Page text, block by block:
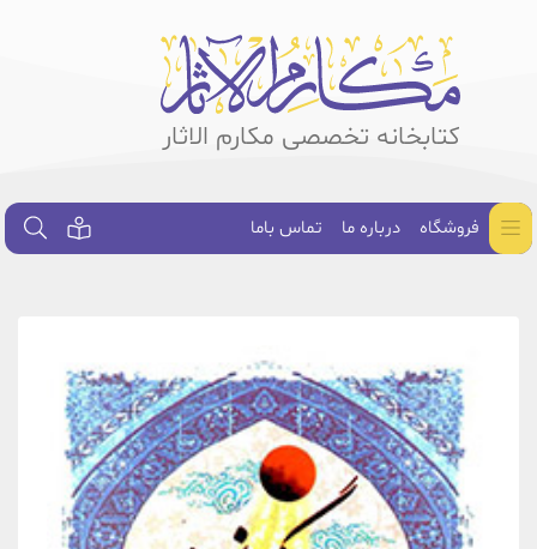
کتابخانه تخصصی مکارم الاثار
فروشگاه درباره ما تماس باما